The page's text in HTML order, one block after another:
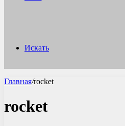
Искать
Главная/rocket
rocket